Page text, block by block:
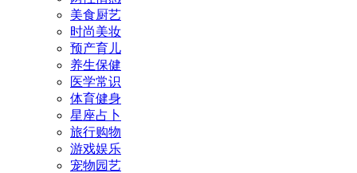
美食厨艺
时尚美妆
预产育儿
养生保健
医学常识
体育健身
星座占卜
旅行购物
游戏娱乐
宠物园艺